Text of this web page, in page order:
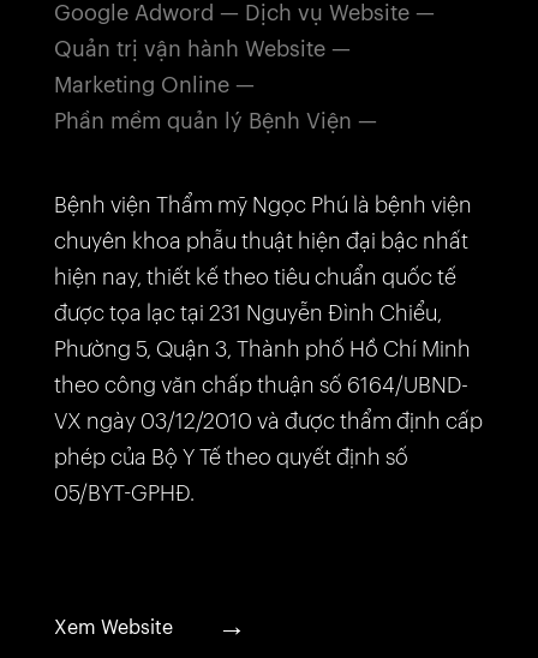
Google Adword
Dịch vụ Website
Quản trị vận hành Website
Marketing Online
Phần mềm quản lý Bệnh Viện
Bệnh viện Thẩm mỹ Ngọc Phú là bệnh viện
chuyên khoa phẫu thuật hiện đại bậc nhất
hiện nay, thiết kế theo tiêu chuẩn quốc tế
được tọa lạc tại 231 Nguyễn Đình Chiểu,
Phường 5, Quận 3, Thành phố Hồ Chí Minh
theo công văn chấp thuận số 6164/UBND-
VX ngày 03/12/2010 và được thẩm định cấp
phép của Bộ Y Tế theo quyết định số
05/BYT-GPHĐ.
Xem Website →